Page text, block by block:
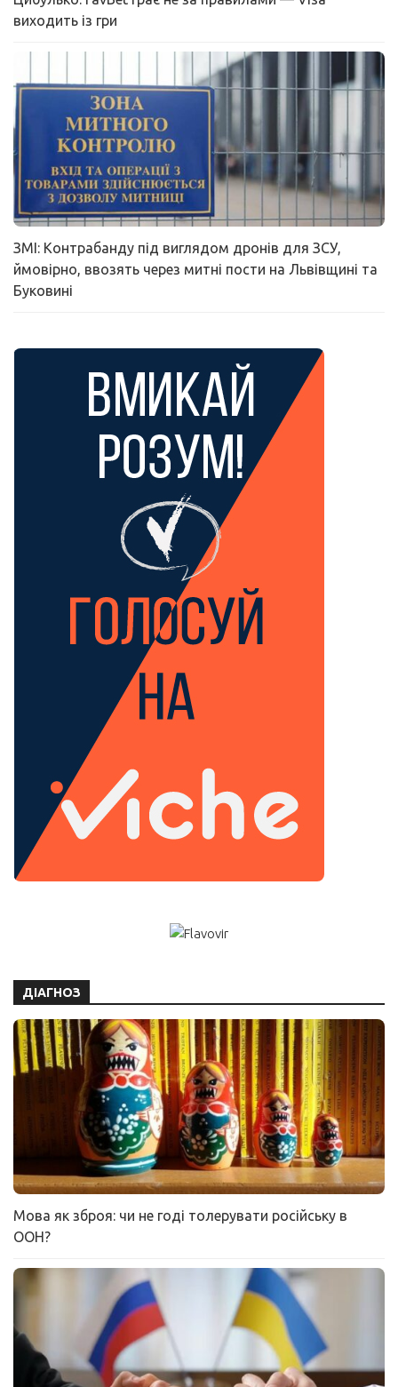
виходить із гри
ЗМІ: Контрабанду під виглядом дронів для ЗСУ,
ймовірно, ввозять через митні пости на Львівщині та
Буковині
ДІАГНОЗ
Мова як зброя: чи не годі толерувати російську в
ООН?